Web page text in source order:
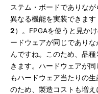
ステム・ボードでありなが
異なる機能を実装できます
2）。FPGAを使うと見か
ードウェアが同じであり
んですね。このため、品
きます。ハードウェアが
もハードウェア当たりの
のため、製造コストも増え